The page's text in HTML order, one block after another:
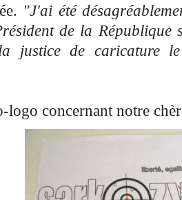
"J'ai été
de la République
justice de caricature
concernant notre